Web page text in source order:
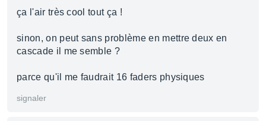
ça l'air très cool tout ça !
sinon, on peut sans problème en mettre deux en
cascade il me semble ?
parce qu'il me faudrait 16 faders physiques
signaler